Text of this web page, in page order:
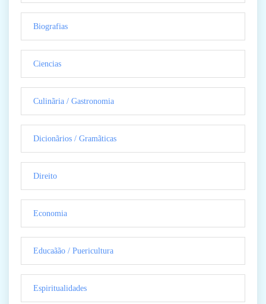
Biografias
Ciencias
Culinãria / Gastronomia
Dicionãrios / Gramãticas
Direito
Economia
Educaãão / Puericultura
Espiritualidades